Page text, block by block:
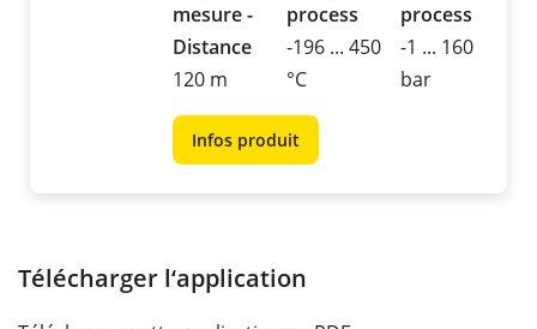
mesure -
Distance
120 m
process
-196 ... 450
°C
process
-1 ... 160
bar
Infos produit
Télécharger l‘application